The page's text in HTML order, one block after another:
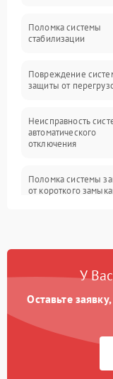
Электропитание
Механика
Корпус/
Поломка системы
стабилизации
Повреждение
защиты от
Неисправность
автоматического
отключения
Поломка системы
от короткого
Неисправность
перенапряжения
Неисправность
защиты от замыкания
У
Оставьте